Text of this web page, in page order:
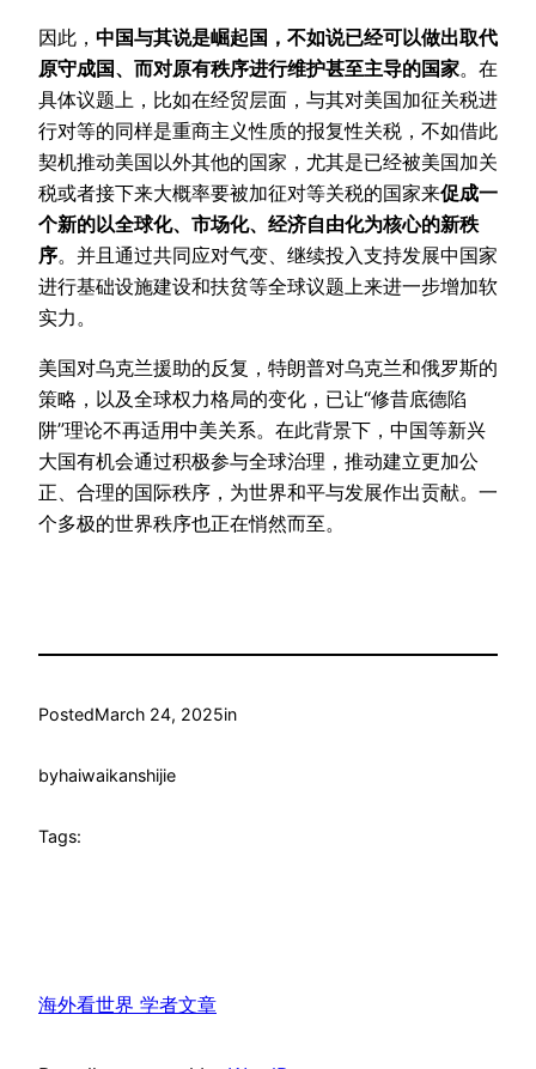
因此， 中国与其说是崛起国，不如说已经可以做出取代
原守成国、而对原有秩序进行维护甚至主导的国家。在
具体议题上，比如在经贸层面，与其对美国加征关税进
行对等的同样是重商主义性质的报复性关税，不如借此
契机推动美国以外其他的国家，尤其是已经被美国加关
税或者接下来大概率要被加征对等关税的国家来促成一
个新的以全球化、市场化、经济自由化为核心的新秩
序。并且通过共同应对气变、继续投入支持发展中国家
进行基础设施建设和扶贫等全球议题上来进一步增加软
实力。
美国对乌克兰援助的反复，特朗普对乌克兰和俄罗斯的
策略，以及全球权力格局的变化，已让“修昔底德陷
阱”理论不再适用中美关系。在此背景下，中国等新兴
大国有机会通过积极参与全球治理，推动建立更加公
正、合理的国际秩序，为世界和平与发展作出贡献。一
个多极的世界秩序也正在悄然而至。
PostedMarch 24, 2025in
byhaiwaikanshijie
Tags:
海外看世界 学者文章